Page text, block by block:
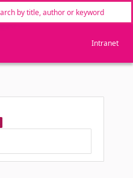
Intranet